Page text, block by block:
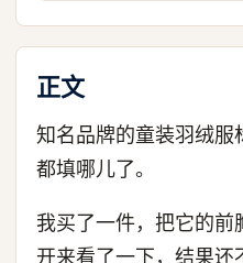
正文
知名品牌的童装羽绒服
都填哪儿了。
我买了一件，把它的前
开来看了一下，结果还